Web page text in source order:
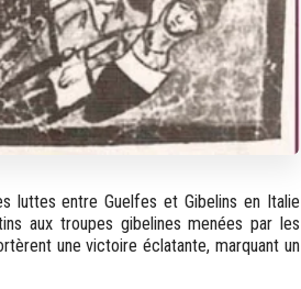
luttes entre Guelfes et Gibelins en Italie
aux troupes gibelines menées par les
une victoire éclatante, marquant un